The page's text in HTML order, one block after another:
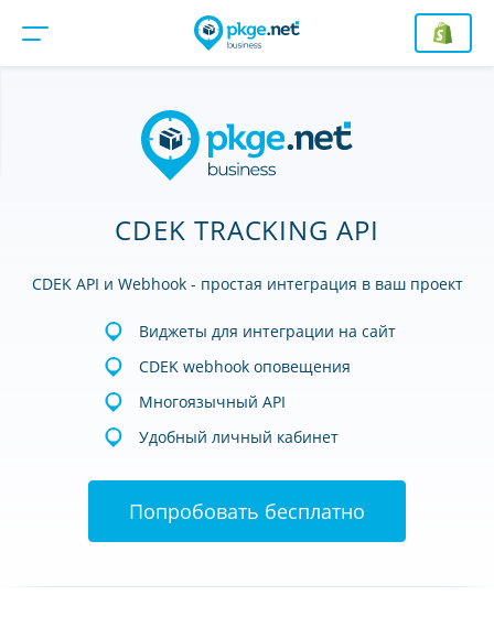
CDEK TRACKING API
CDEK API и Webhook - простая интеграция в ваш проект
Виджеты для интеграции на сайт
CDEK webhook оповещения
Многоязычный API
Удобный личный кабинет
Попробовать бесплатно